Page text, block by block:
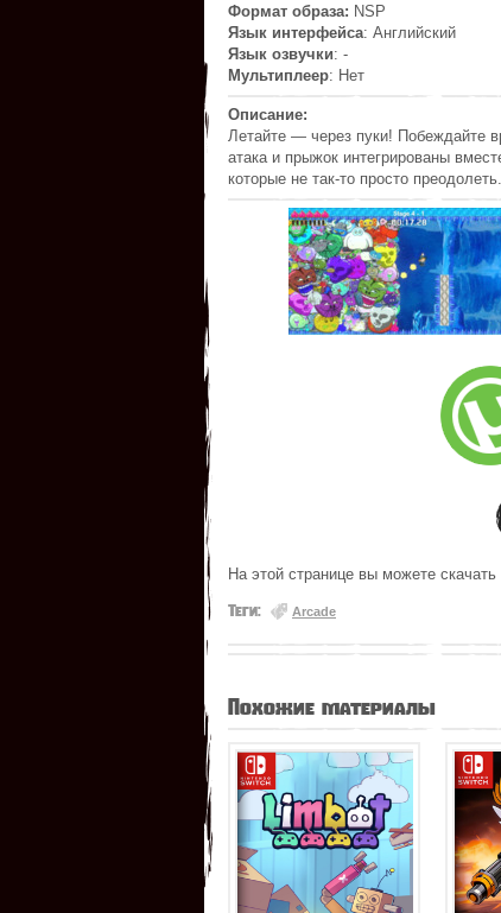
Формат образа: NSP
Язык интерфейса: Английский
Язык озвучки: -
Мультиплеер: Hет
Описание:
Летайте — через пуки! Побеждайте
атака и прыжок интегрированы
которые не так-то просто преодолеть.
На этой странице вы можете
Теги: Arcade
Похожие материалы